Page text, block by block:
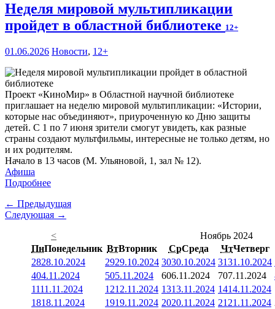
Неделя мировой мультипликации
пройдет в областной библиотеке 12+
01.06.2026 Новости, 12+
Проект «КиноМир» в Областной научной библиотеке
приглашает на неделю мировой мультипликации: «Истории,
которые нас объединяют», приуроченную ко Дню защиты
детей. С 1 по 7 июня зрители смогут увидеть, как разные
страны создают мультфильмы, интересные не только детям, но
и их родителям.
Начало в 13 часов (М. Ульяновой, 1, зал № 12).
Афиша
Подробнее
← Предыдущая
Следующая →
<
Ноябрь 2024
ПнПонедельник ВтВторник СрСреда ЧтЧетверг
2828.10.2024 2929.10.2024 3030.10.2024 3131.10.2024
404.11.2024 505.11.2024 606.11.2024 707.11.2024
1111.11.2024 1212.11.2024 1313.11.2024 1414.11.2024
1818.11.2024 1919.11.2024 2020.11.2024 21 21.11.2024